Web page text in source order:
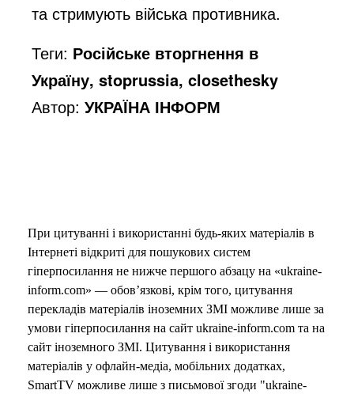
та стримують війська противника.
Теги: Російське вторгнення в
Україну, stoprussia, closethesky
Автор:УКРАЇНА ІНФОРМ
При цитуванні і використанні будь-яких матеріалів в
Інтернеті відкриті для пошукових систем
гіперпосилання не нижче першого абзацу на «ukraine-
inform.com» — обов’язкові, крім того, цитування
перекладів матеріалів іноземних ЗМІ можливе лише за
умови гіперпосилання на сайт ukraine-inform.com та на
сайт іноземного ЗМІ. Цитування і використання
матеріалів у офлайн-медіа, мобільних додатках,
SmartTV можливе лише з письмової згоди "ukraine-